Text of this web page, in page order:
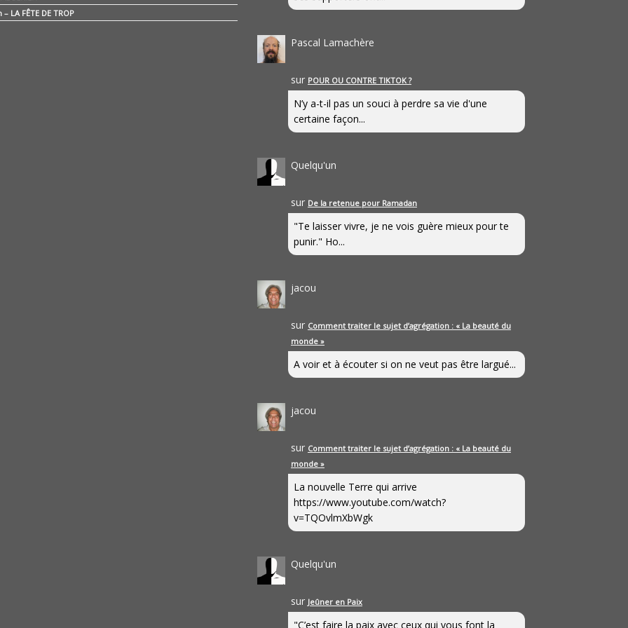
LA FÊTE DE TROP
Pascal Lamachère
sur POUR OU CONTRE TIKTOK ?
N’y a-t-il pas un souci à perdre sa vie d'une
certaine façon...
Quelqu'un
sur De la retenue pour Ramadan
"Te laisser vivre, je ne vois guère mieux pour te
punir." Ho...
jacou
sur Comment traiter le sujet d’agrégation : « La beauté du
monde »
A voir et à écouter si on ne veut pas être largué...
jacou
sur Comment traiter le sujet d’agrégation : « La beauté du
monde »
La nouvelle Terre qui arrive
https://www.youtube.com/watch?
v=TQOvlmXbWgk
Quelqu'un
sur Jeûner en Paix
"C’est faire la paix avec ceux qui vous font la